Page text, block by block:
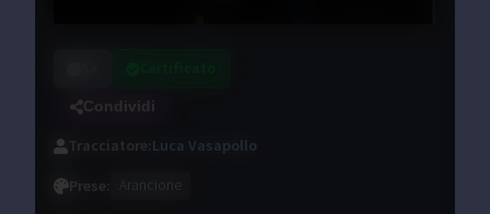
Condividi
Tracciatore Luca Vasapollo
Prese Arancione